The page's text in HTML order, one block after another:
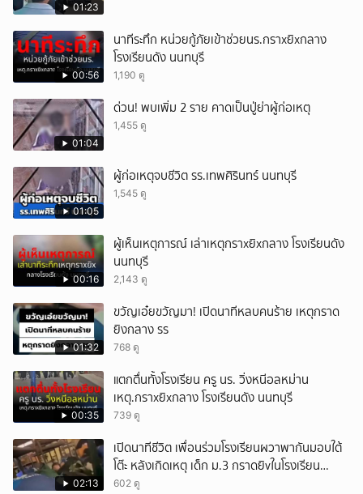
01:23
00:56
นาทีระทึก หน่วยกู้ภัยเข้าช่วยนร.กราxยิxกลาง
โรงเรียนดัง นนทบุรี
1,190 ดู
01:04
ด่วน! พบเพิ่ม 2 ราย คาดเป็นปู่ย่าผู้ก่อเหตุ
1,455 ดู
01:05
ผู้ก่อเหตุจบชีวิต รร.เทพศิรินทร์ นนทบุรี
1,545 ดู
00:16
ผู้เห็นเหตุการณ์ เล่าเหตุกราxยิxกลาง โรงเรียนดัง
นนทบุรี
2,143 ดู
01:32
ขวัญเอ๋ยขวัญมา! เปิดนาทีหลบคนร้าย เหตุกราด
ยิงกลาง รร
768 ดู
00:35
แตกตื่นทั้งโรงเรียน ครู นร. วิ่งหนีอลหม่าน
เหตุ.กราxยิxกลาง โรงเรียนดัง นนทบุรี
739 ดู
02:13
เปิดนาทีชีวิต เพื่อนร่วมโรงเรียนผวาพากันมอบใต้
โต๊ะ หลังเกิดเหตุ เด็ก ม.3 กราดยิvในโรงเรียน
เทพศิรินทร์นนท์ แบบไม่เลือกหน้า เสียงปืนดังสนั่น
602 ดู